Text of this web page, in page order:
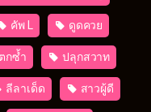
คัพ L ดูดควย
กซ้ำ ปลุกสวาท
ลีลาเด็ด สาวผู้ดี